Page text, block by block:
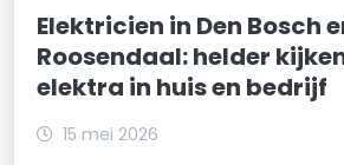
Elektricien in Den Bosch
Roosendaal: helder
elektra in huis en bedrijf
15 mei 2026